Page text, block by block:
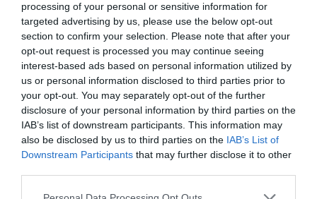
processing of your personal or sensitive information for
targeted advertising by us, please use the below opt-out
section to confirm your selection. Please note that after your
opt-out request is processed you may continue seeing
interest-based ads based on personal information utilized by
us or personal information disclosed to third parties prior to
your opt-out. You may separately opt-out of the further
disclosure of your personal information by third parties on the
IAB’s list of downstream participants. This information may
also be disclosed by us to third parties on the IAB’s List of
Downstream Participants that may further disclose it to other
Please note that this website/app uses one or more Google
399 60
1 h 21 min